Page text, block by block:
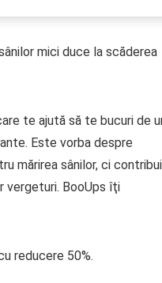
mici duce la scăderea
te ajută să te bucuri de
Este vorba despre
mărirea sânilor, ci
vergeturi. BooUps îţi
reducere 50%.